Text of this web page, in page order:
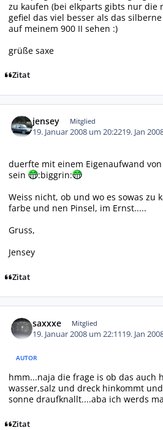
zu kaufen (bei elkparts gibts nur die
gefiel das viel besser als das
auf meinem 900 II sehen :)
grüße saxe
Zitat
jensey Mitglied
19. Januar 2008 um 20:2219. Jan
duerfte mit einem Eigenaufwand
sein
:biggrin:
Weiss nicht, ob und wo es sowas zu
farbe und nen Pinsel, im Ernst.....
Gruss,
Jensey
Zitat
saxxxe Mitglied
19. Januar 2008 um 22:1119. Jan
AUTOR
hmm...naja die frage is ob das auch
wasser,salz und dreck hinkommt
sonne draufknallt....aba ich werds
Zitat